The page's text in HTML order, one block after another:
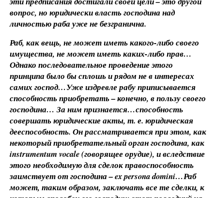
вопрос, но юридически власть господина над
личностью раба уже не безгранична.
Раб, как вещь, не может иметь какого-либо своего
имущества, не может иметь каких-либо прав…
Однако последовательное проведение этого
принципа было бы сплошь и рядом не в интересах
самих господ…Уже издревле рабу приписывается
способность приобретать – конечно, в пользу своего
господина… За ним признается…способность
совершать юридические акты, т. е. юридическая
дееспособность. Он рассматривается при этом, как
некоторый приобретательный орган господина, как
instrumentum vocale (говорящее орудие), и вследствие
этого необходимую для сделок правоспособность
заимствует от господина – ex persona domini…Раб
может, таким образом, заключать все те сделки, к